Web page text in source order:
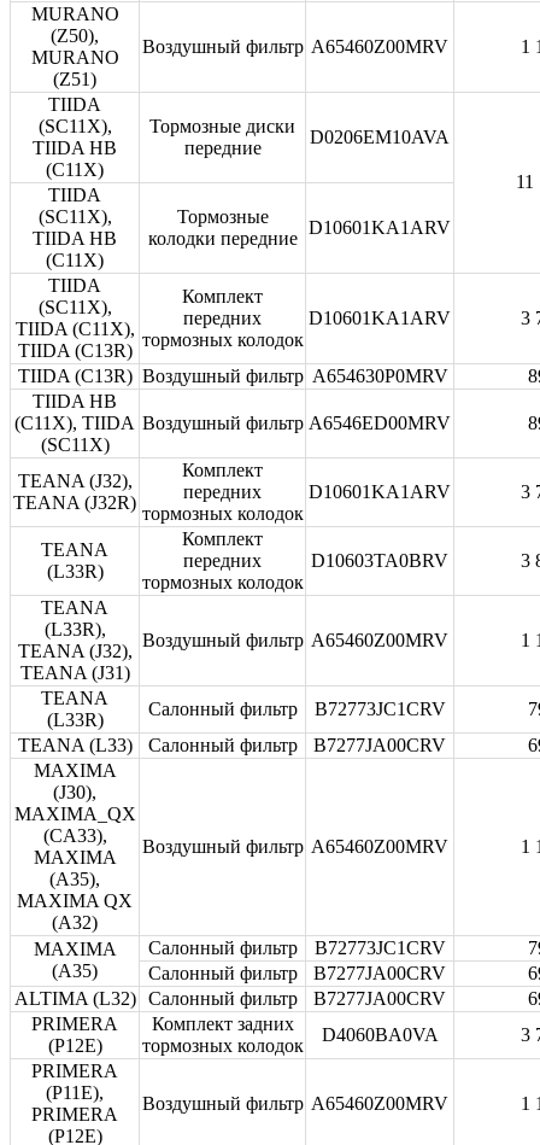
MURANO
(Z50),
MURANO
(Z51)
Воздушный фильтр A65460Z00MRV 1
TIIDA
(SC11X),
TIIDA HB
(C11X)
Тормозные диски
передние
D0206EM10AVA
11
TIIDA
(SC11X),
TIIDA HB
(C11X)
Тормозные
колодки передние
D10601KA1ARV
TIIDA
(SC11X),
TIIDA (C11X),
TIIDA (C13R)
Комплект
передних
тормозных колодок
D10601KA1ARV 3
TIIDA (C13R) Воздушный фильтр A654630P0MRV
TIIDA HB
(C11X), TIIDA
(SC11X)
Воздушный фильтр A6546ED00MRV
TEANA (J32),
TEANA (J32R)
Комплект
передних
тормозных колодок
D10601KA1ARV 3
TEANA
(L33R)
Комплект
передних
тормозных колодок
D10603TA0BRV 3
TEANA
(L33R),
TEANA (J32),
TEANA (J31)
Воздушный фильтр A65460Z00MRV 1
TEANA
(L33R)
Салонный фильтр B72773JC1CRV
TEANA (L33)
Салонный фильтр B7277JA00CRV
MAXIMA
(J30),
MAXIMA_QX
(CA33),
MAXIMA
(A35),
MAXIMA QX
(A32)
Воздушный фильтр A65460Z00MRV 1
MAXIMA
(A35)
Салонный фильтр B72773JC1CRV
Салонный фильтр
B7277JA00CRV
ALTIMA (L32)
Салонный фильтр B7277JA00CRV
PRIMERA
(P12E)
Комплект задних
тормозных колодок
D4060BA0VA
3
PRIMERA
(P11E),
PRIMERA
(P12E)
Воздушный фильтр A65460Z00MRV 1